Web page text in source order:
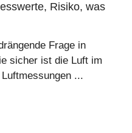
Risiko, was
Frage in
sicher ist die Luft im
...